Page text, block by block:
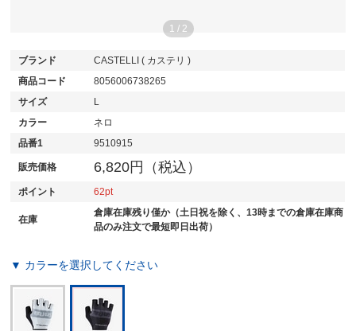
1 / 2
ブランド
CASTELLI ( カステリ )
商品コード
8056006738265
サイズ
L
カラー
ネロ
品番1
9510915
販売価格 6,820円（税込）
ポイント 62
在庫
倉庫在庫残り僅か（土日祝を除く、13時までの倉庫在庫商
品のみ注文で最短即日出荷）
▼ カラーを選択してください